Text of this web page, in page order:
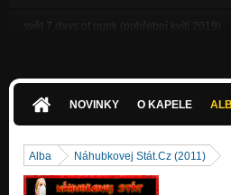
svět 7 days of punk (pohřební kvítí 2019)
nic nekončí _ cd Pohřební kvítí
konečný řešení -CD konečný řešení
Nezařazeno
NOVINKY O KAPELE
Alba Náhubkovej Stát.Cz (2011)